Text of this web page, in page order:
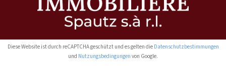
Diese Website ist durch reCAPTCHA geschützt und es gelten die Datenschutzbestimmungen
und Nutzungsbedingungen von Google.